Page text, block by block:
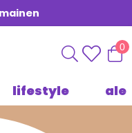
0
lifestyle ale